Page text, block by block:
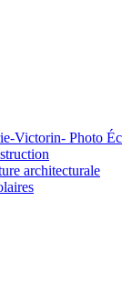
architecturale